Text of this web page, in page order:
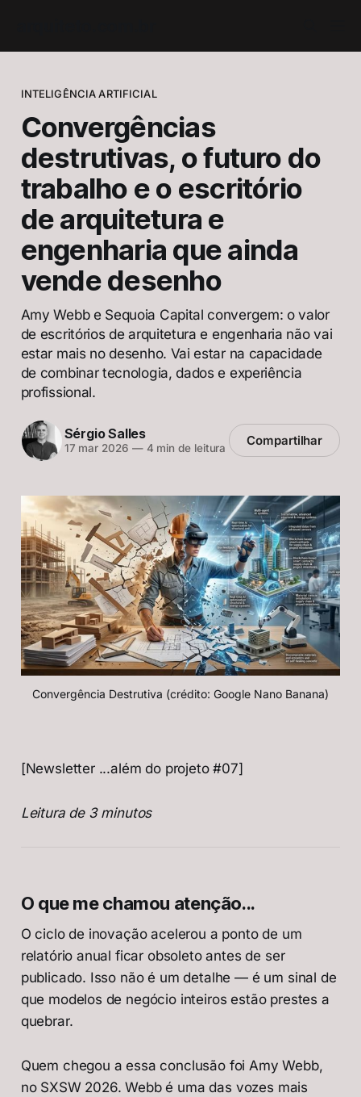
INTELIGÊNCIA ARTIFICIAL
Convergências
destrutivas, o futuro do
trabalho e o escritório
de arquitetura e
engenharia que ainda
vende desenho
Amy Webb e Sequoia Capital convergem: o valor
de escritórios de arquitetura e engenharia não vai
estar mais no desenho. Vai estar na capacidade
de combinar tecnologia, dados e experiência
profissional.
Sérgio Salles
17 mar 2026 —4 min de leitura Compartilhar
Convergência Destrutiva (crédito: Google Nano Banana)
[Newsletter ...além do projeto #07]
Leitura de 3 minutos
O que me chamou atenção...
O ciclo de inovação acelerou a ponto de um
relatório anual ficar obsoleto antes de ser
publicado. Isso não é um detalhe — é um sinal de
que modelos de negócio inteiros estão prestes a
quebrar.
Quem chegou a essa conclusão foi Amy Webb,
no SXSW 2026. Webb é uma das vozes mais